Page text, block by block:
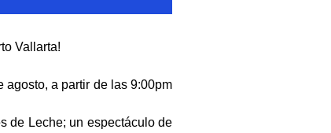
Vallarta!
agosto, a partir de las 9:00pm
de Leche; un espectáculo de